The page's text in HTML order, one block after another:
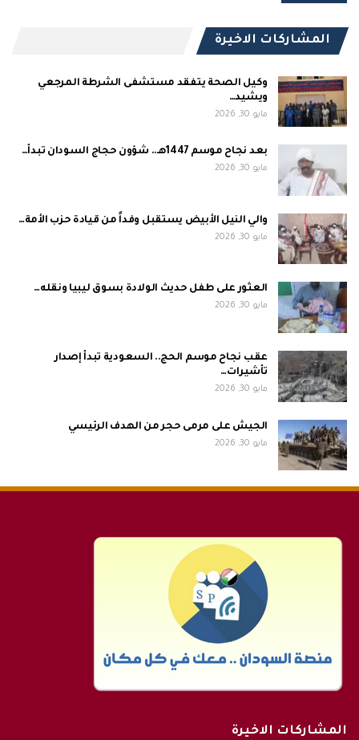
المشاركات الاخيرة
وكيل الصحة يتفقد مستشفى الشرطة المرجعي
ويشيد…
مايو 30, 2026
بعد نجاح موسم 1447هـ.. شؤون حجاج السودان تبدأ…
مايو 30, 2026
والي النيل الأبيض يستقبل وفداً من قيادة حزب الأمة…
مايو 30, 2026
العثور على طفل حديث الولادة بسوق ليبيا ونقله…
مايو 30, 2026
عقب نجاح موسم الحج.. السعودية تبدأ إصدار
تأشيرات…
مايو 30, 2026
الجيش على مرمى حجر من الهدف الرئيسي
مايو 30, 2026
المشاركات الاخيرة